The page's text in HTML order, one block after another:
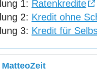
1: Ratenkredite
2: Kredit ohne
3: Kredit für
MatteoZeit